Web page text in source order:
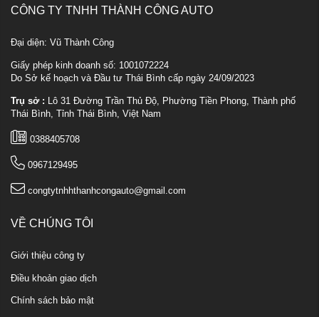
CÔNG TY TNHH THÀNH CÔNG AUTO
Đại diện: Vũ Thành Công
Giấy phép kinh doanh số: 1001072224
Do Sở kế hoạch và Đầu tư Thái Bình cấp ngày 24/09/2023
Trụ sở : Lô 31 Đường Trần Thủ Độ, Phường Tiền Phong, Thành phố
Thái Bình, Tỉnh Thái Bình, Việt Nam
0388405708
0967129495
congtytnhhthanhcongauto@gmail.com
VỀ CHÚNG TÔI
Giới thiệu công ty
Điều khoản giao dịch
Chính sách bảo mật